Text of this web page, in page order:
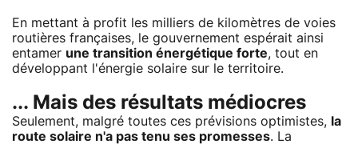
En mettant à profit les milliers de kilomètres de voies
routières françaises, le gouvernement espérait ainsi
entamer une transition énergétique forte, tout en
développant l'énergie solaire sur le territoire.
... Mais des résultats médiocres
Seulement, malgré toutes ces prévisions optimistes, la
route solaire n'a pas tenu ses promesses. La